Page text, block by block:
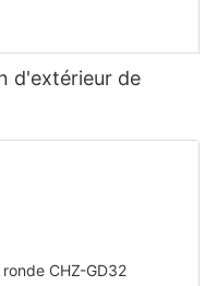
d'extérieur de